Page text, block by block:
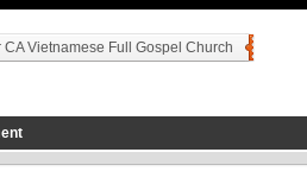
CA Vietnamese Full Gospel Church